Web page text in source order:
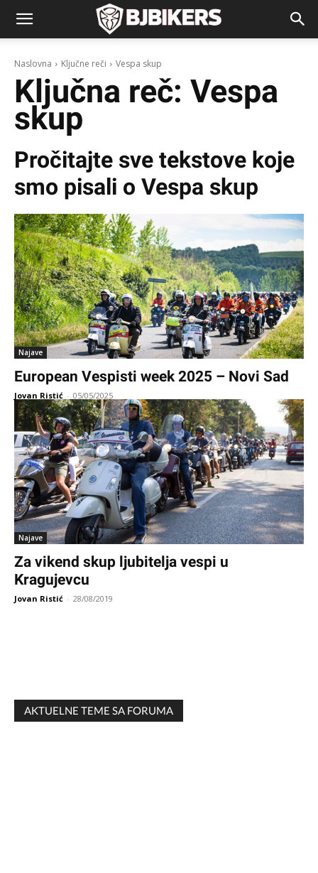
Naslovna Ključne reči Vespa skup
Ključna reč: Vespa
skup
Pročitajte sve tekstove koje
smo pisali o Vespa skup
Najave
European Vespisti week 2025 – Novi Sad
Jovan Ristić - 05/05/2025
Najave
Za vikend skup ljubitelja vespi u
Kragujevcu
Jovan Ristić - 28/08/2019
AKTUELNE TEME SA FORUMA